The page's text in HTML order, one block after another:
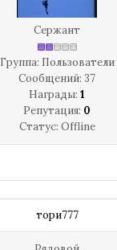
Сержант
Группа: Пользователи
Сообщений: 37
Награды: 1
Репутация: 0
Статус: Offline
тори777